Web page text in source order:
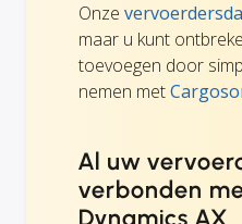
Onze
maar u kunt
toevoegen door
nemen met
Al uw
verbonden